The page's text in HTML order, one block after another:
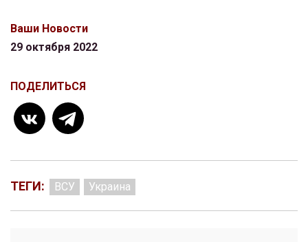
Ваши Новости
29 октября 2022
ПОДЕЛИТЬСЯ
ТЕГИ: ВСУ Украина